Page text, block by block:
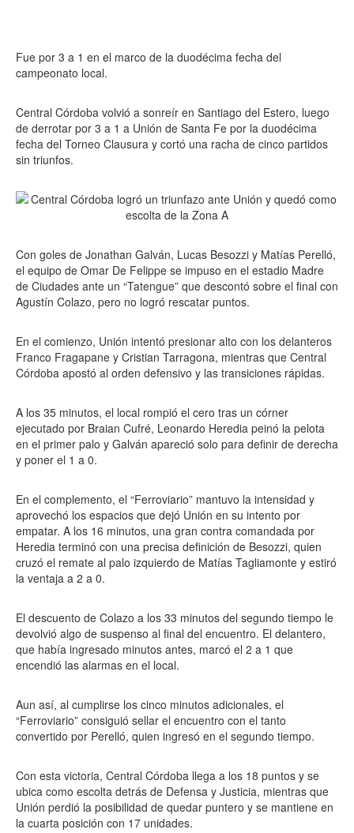
Fue por 3 a 1 en el marco de la duodécima fecha del
campeonato local.
Central Córdoba volvió a sonreír en Santiago del Estero, luego
de derrotar por 3 a 1 a Unión de Santa Fe por la duodécima
fecha del Torneo Clausura y cortó una racha de cinco partidos
sin triunfos.
Con goles de Jonathan Galván, Lucas Besozzi y Matías Perelló,
el equipo de Omar De Felippe se impuso en el estadio Madre
de Ciudades ante un “Tatengue” que descontó sobre el final con
Agustín Colazo, pero no logró rescatar puntos.
En el comienzo, Unión intentó presionar alto con los delanteros
Franco Fragapane y Cristian Tarragona, mientras que Central
Córdoba apostó al orden defensivo y las transiciones rápidas.
A los 35 minutos, el local rompió el cero tras un córner
ejecutado por Braian Cufré, Leonardo Heredia peinó la pelota
en el primer palo y Galván apareció solo para definir de derecha
y poner el 1 a 0.
En el complemento, el “Ferroviario” mantuvo la intensidad y
aprovechó los espacios que dejó Unión en su intento por
empatar. A los 16 minutos, una gran contra comandada por
Heredia terminó con una precisa definición de Besozzi, quien
cruzó el remate al palo izquierdo de Matías Tagliamonte y estiró
la ventaja a 2 a 0.
El descuento de Colazo a los 33 minutos del segundo tiempo le
devolvió algo de suspenso al final del encuentro. El delantero,
que había ingresado minutos antes, marcó el 2 a 1 que
encendió las alarmas en el local.
Aun así, al cumplirse los cinco minutos adicionales, el
“Ferroviario” consiguió sellar el encuentro con el tanto
convertido por Perelló, quien ingresó en el segundo tiempo.
Con esta victoria, Central Córdoba llega a los 18 puntos y se
ubica como escolta detrás de Defensa y Justicia, mientras que
Unión perdió la posibilidad de quedar puntero y se mantiene en
la cuarta posición con 17 unidades.